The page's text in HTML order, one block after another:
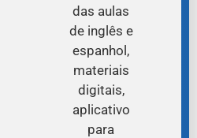
das aulas
de inglês e
espanhol,
materiais
digitais,
aplicativo
para